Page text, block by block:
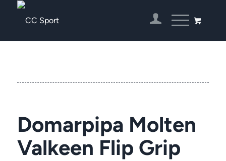
Domarpipa Molten
Valkeen Flip Grip